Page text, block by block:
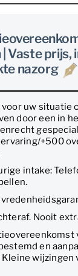
Vaste prijs,
nazorg
voor uw situatie
door een in
ervaring/+500
intake:
Nooit
en
wijzingen